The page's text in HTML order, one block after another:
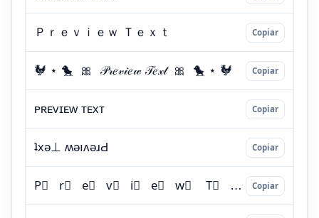
Copiar
Copiar
Copiar
Copiar
Copiar